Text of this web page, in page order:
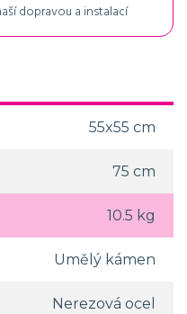
dopravou a instalací
55x55 cm
75 cm
10.5 kg
Umělý kámen
Nerezová ocel